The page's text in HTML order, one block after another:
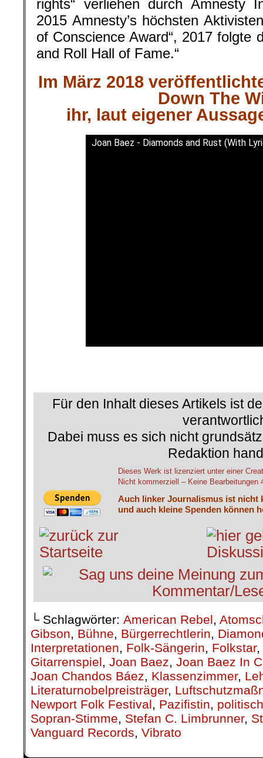
rights“ verliehen durch Amnesty
2015 Amnesty’s höchsten
of Conscience Award“, 2017 folgte
and Roll Hall of Fame.“
Im März 2018
Down The
ihr, laut eigener
Joan Baez - Diamonds and Rust (With
Für den Inhalt dieses Artikels ist
Dabei muss es sich nicht
Redaktion
Dieses Werk ist lizenziert unter einer
Nicht kommerziell – Keine Bearbeitungen
Auch linker Journalismus ist nicht
und auch kleine Spenden können
└ Schlagwörter: American Rebel,
Gibson, Bühne, Bürgerrechtlerin,
Interpretationen, Folk-Sängerin, Folkstar,
Gitarrenspiel, Joan Baez, Joan Baez In
Joan Chandos Báez, Klassenzimmer,
Literaturnobelpreisträger,
Newport Folk Festival, Pazifistin,
Sopran-Stimme, Stefan C. Limbrunner,
Vanguard Records, Vibrato